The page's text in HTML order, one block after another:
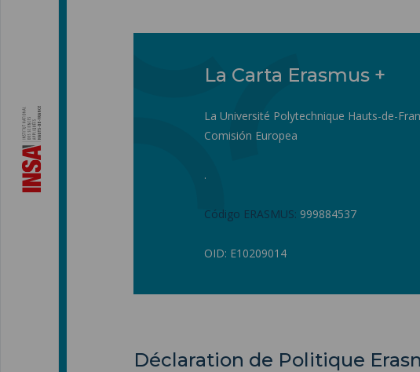
La Carta Erasmus +
La Université Polytechnique Hauts-de-
Comisión Europea
.
Código ERASMUS: 999884537
OID: E10209014
Déclaration de Politique